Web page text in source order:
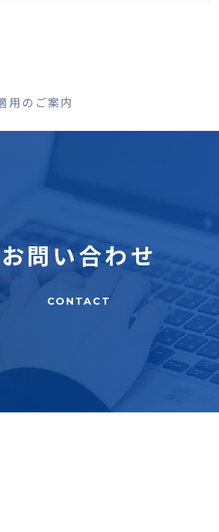
のご案内
お問い合わせ
CONTACT